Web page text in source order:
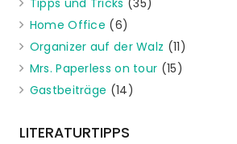
Tipps und Tricks (35)
Home Office (6)
Organizer auf der Walz (11)
Mrs. Paperless on tour (15)
Gastbeiträge (14)
LITERATURTIPPS